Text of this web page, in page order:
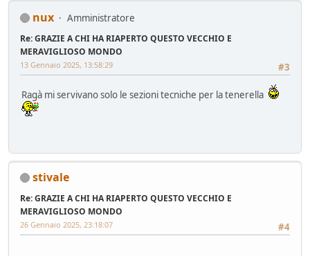
nux Amministratore
Re: GRAZIE A CHI HA RIAPERTO QUESTO VECCHIO E
MERAVIGLIOSO MONDO
#3
13 Gennaio 2025, 13:58:29
Ragà mi servivano solo le sezioni tecniche per la tenerella
stivale
Re: GRAZIE A CHI HA RIAPERTO QUESTO VECCHIO E
MERAVIGLIOSO MONDO
#4
26 Gennaio 2025, 23:18:07